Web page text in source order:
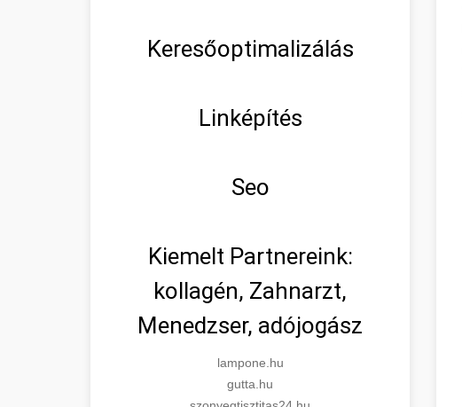
Keresőoptimalizálás
Linképítés
Seo
Kiemelt Partnereink:
kollagén, Zahnarzt,
Menedzser, adójogász
lampone.hu
gutta.hu